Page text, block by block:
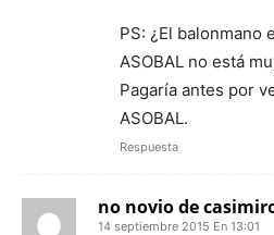
PS: ¿El balonmano
ASOBAL no está
Pagaría antes por
ASOBAL.
Respuesta
no novio de
14 septiembre 2015 En 13:01